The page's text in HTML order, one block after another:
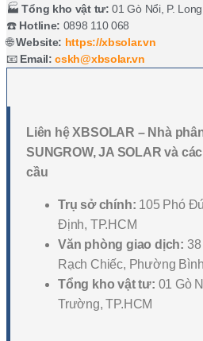
🏭Tổng kho vật tư: 01 Gò Nổi, P.
☎️ Hotline: 0898 110 068
🌐Website: https://xbsolar.vn
📧 Email: cskh@xbsolar.vn
Liên hệ XBSOLAR – Nhà
SUNGROW, JA SOLAR và
cầu
Trụ sở chính: 105 Phó
Định, TP.HCM
Văn phòng giao dịch:
Rạch Chiếc, Phường
Tổng kho vật tư: 01 Gò
Trường, TP.HCM